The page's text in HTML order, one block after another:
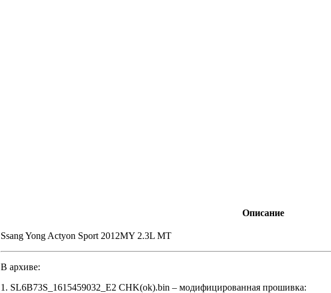
Описание
Ssang Yong Actyon Sport 2012MY 2.3L MT
В архиве:
1. SL6B73S_1615459032_E2 CHK(ok).bin – модифицированная прошивка: